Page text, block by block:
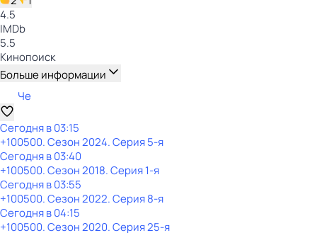
4.5
IMDb
5.5
Кинопоиск
Больше информации
Че
Сегодня в 03:15
+100500. Сезон 2024. Серия 5-я
Сегодня в 03:40
+100500. Сезон 2018. Серия 1-я
Сегодня в 03:55
+100500. Сезон 2022. Серия 8-я
Сегодня в 04:15
+100500. Сезон 2020. Серия 25-я